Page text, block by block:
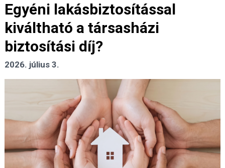
Egyéni lakásbiztosítással
kiváltható a társasházi
biztosítási díj?
2026. július 3.